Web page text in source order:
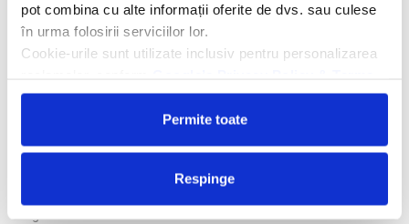
pot combina cu alte informații oferite de dvs. sau culese
în urma folosirii serviciilor lor.
Cookie-urile sunt utilizate inclusiv pentru personalizarea
Permite toate
Respinge